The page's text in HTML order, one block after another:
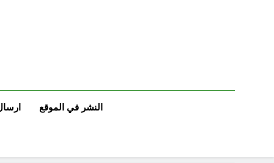
النشر في الموقع